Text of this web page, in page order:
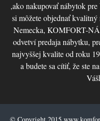
,ako nakupovať nábytok
si môžete objednať
Nemecka, KOMFORT-
odvetví predaja nábytku,
najvyššej kvalite od roku
a budete sa cítiť, že ste